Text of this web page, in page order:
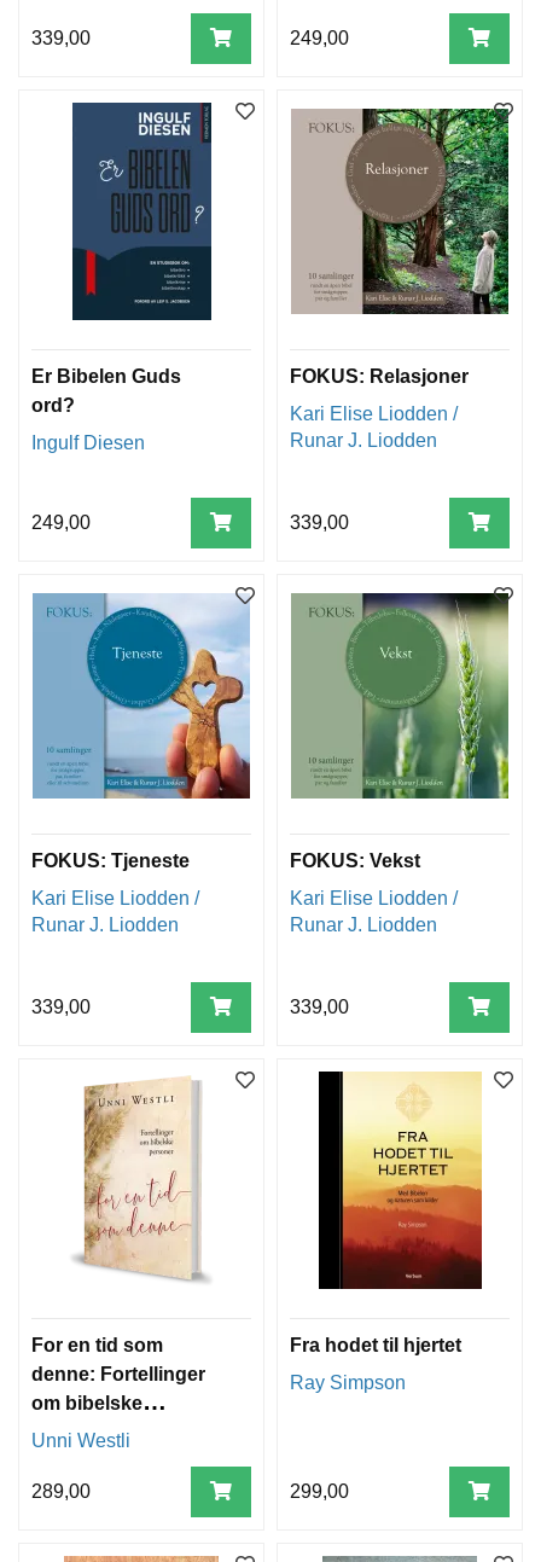
339,00 249,00
Er Bibelen Guds
ord?
Ingulf Diesen
249,00
FOKUS: Relasjoner
Kari Elise Liodden /
Runar J. Liodden
339,00
FOKUS: Tjeneste
Kari Elise Liodden /
Runar J. Liodden
339,00
FOKUS: Vekst
Kari Elise Liodden /
Runar J. Liodden
339,00
For en tid som
denne: Fortellinger
om bibelske
personer
Unni Westli
289,00
Fra hodet til hjertet
Ray Simpson
299,00